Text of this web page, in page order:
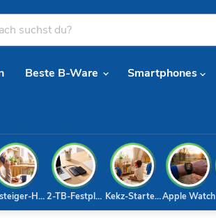
Beste B-Ware Smartphones
Apple Watch
Kekz-Starterset
2-TB-Festplatte
Handy